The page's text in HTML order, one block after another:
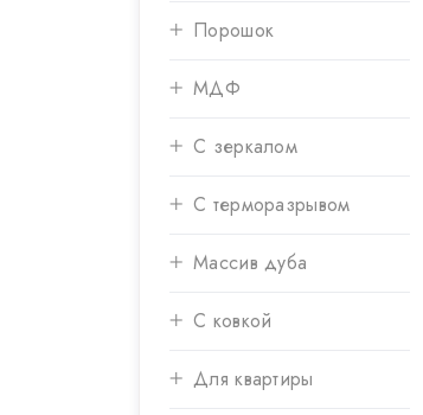
Порошок
МДФ
С зеркалом
С терморазрывом
Массив дуба
С ковкой
Для квартиры